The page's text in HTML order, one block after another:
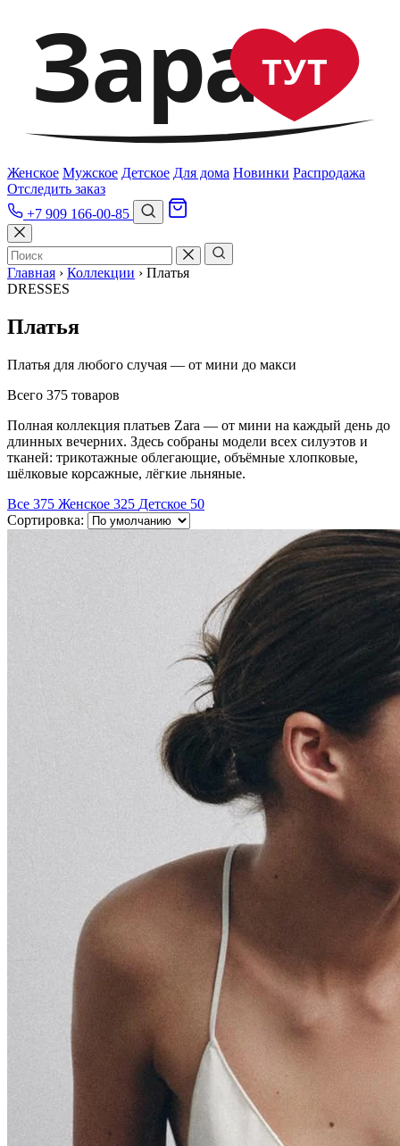
ЗараТУТ
Женское Мужское Детское Для дома Новинки Распродажа
Отследить заказ
+7 909 166-00-85
Главная › Коллекции › Платья
DRESSES
Платья
Платья для любого случая — от мини до макси
Всего 375 товаров
Полная коллекция платьев Zara — от мини на каждый день до
длинных вечерних. Здесь собраны модели всех силуэтов и
тканей: трикотажные облегающие, объёмные хлопковые,
шёлковые корсажные, лёгкие льняные.
Все 375 Женское 325 Детское 50
Сортировка: